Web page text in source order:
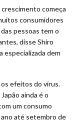
começa
consumidores
pessoas tem o
disse Shiro
especializada dem
efeitos do vírus.
ainda é o
um consumo
até setembro de